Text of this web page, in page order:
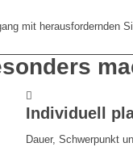
mit herausfordernden
Individuell
Dauer, Schwerpunkt